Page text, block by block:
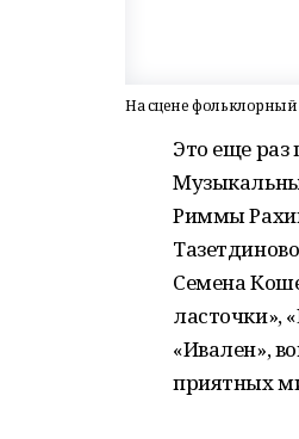
На сцене фольклорный
Это еще раз
Риммы
Семена
ласточки»,
«Ивален»,
приятных